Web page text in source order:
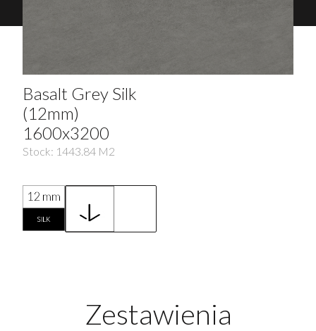
Basalt Grey Silk
(12mm)
1600x3200
Stock: 1443.84 M2
Zestawienia